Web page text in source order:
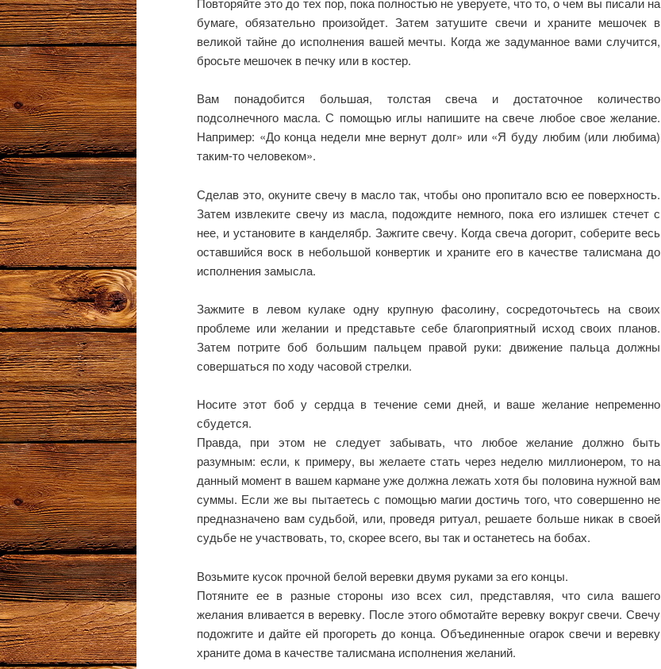
бумаге, обязательно произойдет. Затем затушите свечи и храните мешочек в
великой тайне до исполнения вашей мечты. Когда же задуманное вами случится,
бросьте мешочек в печку или в костер.
Вам понадобится большая, толстая свеча и достаточное количество
подсолнечного масла. С помощью иглы напишите на свече любое свое желание.
Например: «До конца недели мне вернут долг» или «Я буду любим (или любима)
таким-то человеком».
Сделав это, окуните свечу в масло так, чтобы оно пропитало всю ее поверхность.
Затем извлеките свечу из масла, подождите немного, пока его излишек стечет с
нее, и установите в канделябр. Зажгите свечу. Когда свеча догорит, соберите весь
оставшийся воск в небольшой конвертик и храните его в качестве талисмана до
исполнения замысла.
Зажмите в левом кулаке одну крупную фасолину, сосредоточьтесь на своих
проблеме или желании и представьте себе благоприятный исход своих планов.
Затем потрите боб большим пальцем правой руки: движение пальца должны
совершаться по ходу часовой стрелки.
Носите этот боб у сердца в течение семи дней, и ваше желание непременно
сбудется.
Правда, при этом не следует забывать, что любое желание должно быть
разумным: если, к примеру, вы желаете стать через неделю миллионером, то на
данный момент в вашем кармане уже должна лежать хотя бы половина нужной вам
суммы. Если же вы пытаетесь с помощью магии достичь того, что совершенно не
предназначено вам судьбой, или, проведя ритуал, решаете больше никак в своей
судьбе не участвовать, то, скорее всего, вы так и останетесь на бобах.
Возьмите кусок прочной белой веревки двумя руками за его концы.
Потяните ее в разные стороны изо всех сил, представляя, что сила вашего
желания вливается в веревку. После этого обмотайте веревку вокруг свечи. Свечу
подожгите и дайте ей прогореть до конца. Объединенные огарок свечи и веревку
храните дома в качестве талисмана исполнения желаний.